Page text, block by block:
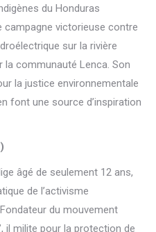
du Honduras
campagne victorieuse contre
sur la rivière
la communauté Lenca. Son
la justice environnementale
font une source d’inspiration
âgé de seulement 12 ans,
de l’activisme
du mouvement
il milite pour la protection de